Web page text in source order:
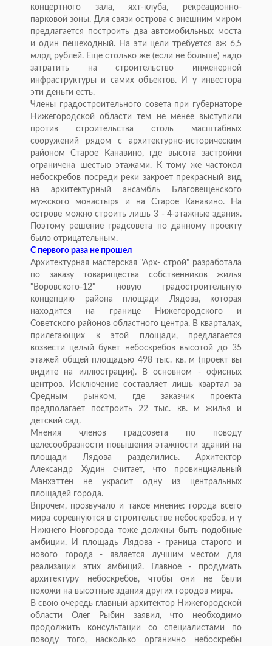
концертного зала, яхт-клуба, рекреационно-
парковой зоны. Для связи острова с внешним миром
предлагается построить два автомобильных моста
и один пешеходный. На эти цели требуется аж 6,5
млрд рублей. Еще столько же (если не больше) надо
затратить на строительство инженерной
инфраструктуры и самих объектов. И у инвестора
эти деньги есть.
Члены градостроительного совета при губернаторе
Нижегородской области тем не менее выступили
против строительства столь масштабных
сооружений рядом с архитектурно-историческим
районом Старое Канавино, где высота застройки
ограничена шестью этажами. К тому же частокол
небоскребов посреди реки закроет прекрасный вид
на архитектурный ансамбль Благовещенского
мужского монастыря и на Старое Канавино. На
острове можно строить лишь 3 - 4-этажные здания.
Поэтому решение градсовета по данному проекту
было отрицательным.
С первого раза не прошел
Архитектурная мастерская "Арх- строй" разработала
по заказу товарищества собственников жилья
"Воровского-12" новую градостроительную
концепцию района площади Лядова, которая
находится на границе Нижегородского и
Советского районов областного центра. В кварталах,
прилегающих к этой площади, предлагается
возвести целый букет небоскребов высотой до 35
этажей общей площадью 498 тыс. кв. м (проект вы
видите на иллюстрации). В основном - офисных
центров. Исключение составляет лишь квартал за
Средным рынком, где заказчик проекта
предполагает построить 22 тыс. кв. м жилья и
детский сад.
Мнения членов градсовета по поводу
целесообразности повышения этажности зданий на
площади Лядова разделились. Архитектор
Александр Худин считает, что провинциальный
Манхэттен не украсит одну из центральных
площадей города.
Впрочем, прозвучало и такое мнение: города всего
мира соревнуются в строительстве небоскребов, и у
Нижнего Новгорода тоже должны быть подобные
амбиции. И площадь Лядова - граница старого и
нового города - является лучшим местом для
реализации этих амбиций. Главное - продумать
архитектуру небоскребов, чтобы они не были
похожи на высотные здания других городов мира.
В свою очередь главный архитектор Нижегородской
области Олег Рыбин заявил, что необходимо
продолжить консультации со специалистами по
поводу того, насколько органично небоскребы